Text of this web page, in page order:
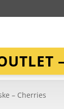
– Cherries